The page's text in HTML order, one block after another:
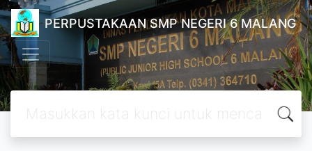
PERPUSTAKAAN SMP NEGERI 6 MALANG